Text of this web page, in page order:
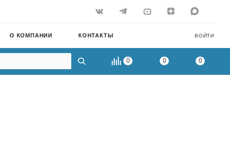
ВОЙТИ
О КОМПАНИИ КОНТАКТЫ
0 0 0